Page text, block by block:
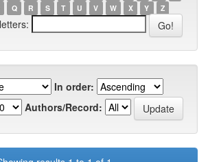
Q R S T U V W X Y Z
In order:
Authors/Record: